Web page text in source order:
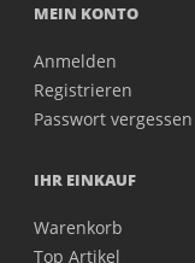
MEIN KONTO
Anmelden
Registrieren
Passwort vergessen
IHR EINKAUF
Warenkorb
Top Artikel